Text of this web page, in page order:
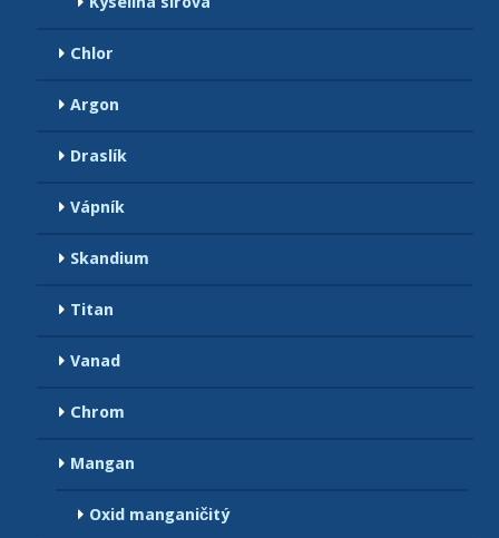
Chlor
Argon
Draslík
Vápník
Skandium
Titan
Vanad
Chrom
Mangan
Oxid manganičitý